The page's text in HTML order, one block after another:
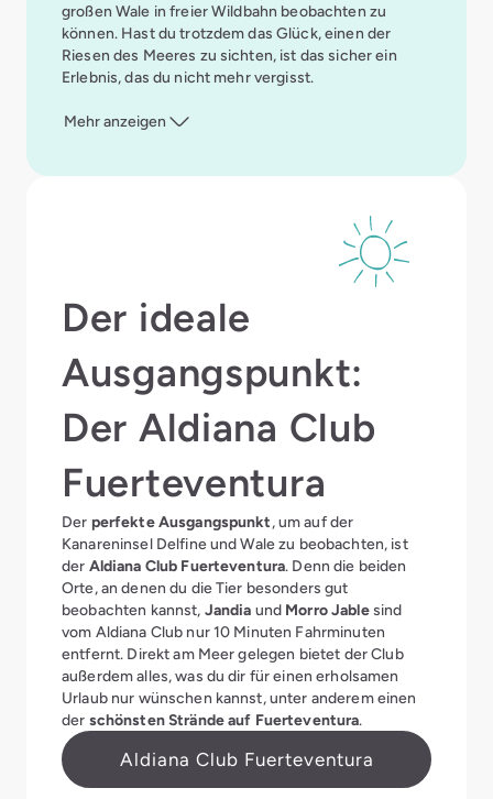
großen Wale in freier Wildbahn beobachten zu
können. Hast du trotzdem das Glück, einen der
Riesen des Meeres zu sichten, ist das sicher ein
Erlebnis, das du nicht mehr vergisst.
Mehr anzeigen
Der ideale
Ausgangspunkt:
Der Aldiana Club
Fuerteventura
Der perfekte Ausgangspunkt, um auf der
Kanareninsel Delfine und Wale zu beobachten, ist
der Aldiana Club Fuerteventura. Denn die beiden
Orte, an denen du die Tier besonders gut
beobachten kannst, Jandia und Morro Jablesind
vom Aldiana Club nur 10 Minuten Fahrminuten
entfernt. Direkt am Meer gelegen bietet der Club
außerdem alles, was du dir für einen erholsamen
Urlaub nur wünschen kannst, unter anderem einen
der schönsten Strände auf Fuerteventura.
Aldiana Club Fuerteventura